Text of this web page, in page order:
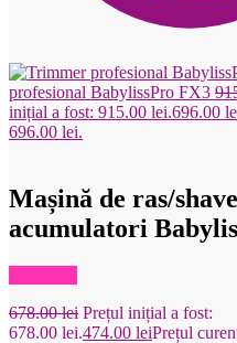
profesional BabylissPro FX3
inițial a fost: 915.00 lei.696.00
696.00 lei.
Mașină de ras/
acumulatori
678.00lei Prețul inițial a fost:
678.00 lei.474.00 leiPrețul